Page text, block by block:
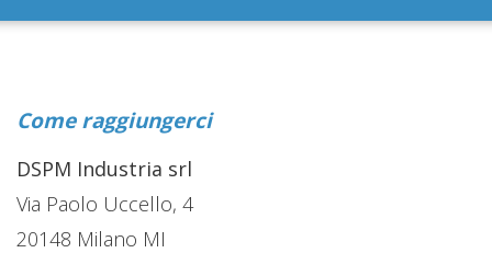
Come raggiungerci
DSPM Industria srl
Via Paolo Uccello, 4
20148 Milano MI